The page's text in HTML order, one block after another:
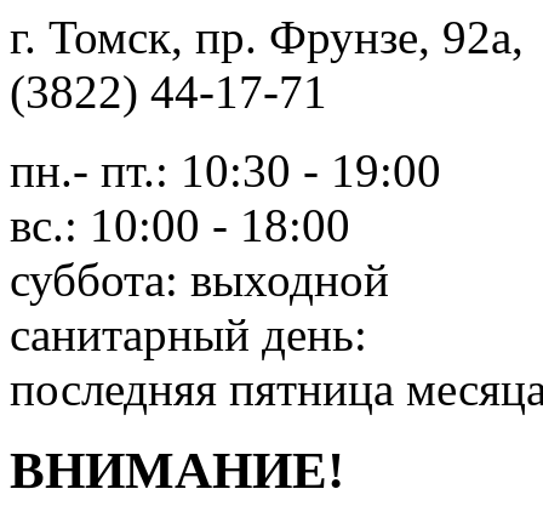
г. Томск, пр. Фрунзе,
(3822) 44-17-71
пн.- пт.: 10:30 - 19:00
вс.: 10:00 - 18:00
суббота: выходной
санитарный день:
последняя пятница
ВНИМАНИЕ!